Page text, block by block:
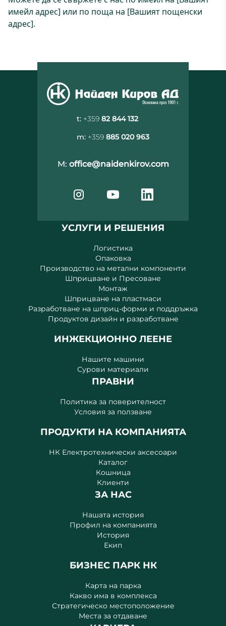
имейл адрес] или по поща на [Вашият пощенски
адрес].
УСЛУГИ И РЕШЕНИЯ
Логистика
Опаковка
Производство на метални компоненти
Шприцване и Пресоване
Монтаж
Шприцване на пластмаси
Разработване на шприц-форми и поддръжка
Продуктов дизайн и разработване
ИНЖЕКЦИОННО ЛЕЕНЕ
Нашите машини
Сурови материали
ПРАВНИ
Политика за поверителност
Условия за ползване
ПРОДУКТИ НА КОМПАНИЯТА
НК Електротехнически аксесоари
Каталог
Кошница
Клиенти
ЗА НАС
Нашата история
Профил на компанията
История
Екип
БИЗНЕС ПАРК НК
Карта на парка
Какво има в комплекса
Стратегическо местоположение
Места за отдаване
t: +359 82 844 132
m: +359 885 020 963
M: office@naidenkirov.com